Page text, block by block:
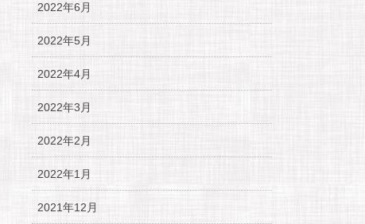
2022年6月
2022年5月
2022年4月
2022年3月
2022年2月
2022年1月
2021年12月